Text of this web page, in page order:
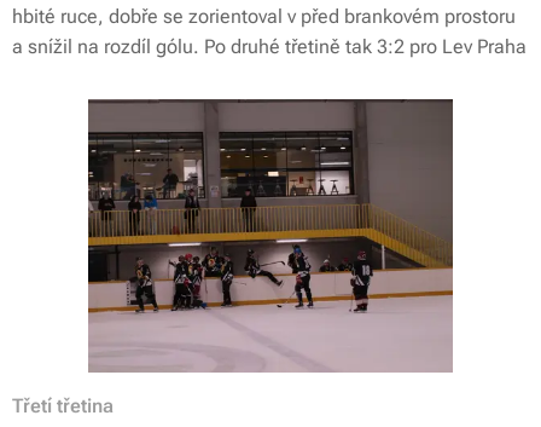
hbité ruce, dobře se zorientoval v před brankovém prostoru
a snížil na rozdíl gólu. Po druhé třetině tak 3:2 pro Lev Praha
Třetí třetina